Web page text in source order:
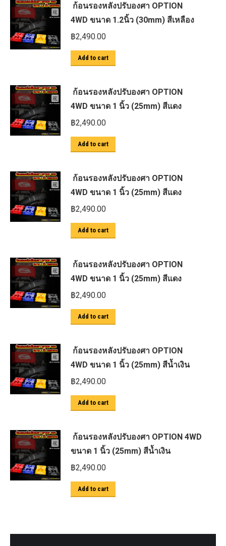
ก้อนรองหลังปรับองศา OPTION
4WD ขนาด 1.2นิ้ว (30mm) สีเหลือง
฿2,490.00
Add to cart
ก้อนรองหลังปรับองศา OPTION
4WD ขนาด 1 นิ้ว (25mm) สีแดง
฿2,490.00
Add to cart
ก้อนรองหลังปรับองศา OPTION
4WD ขนาด 1 นิ้ว (25mm) สีแดง
฿2,490.00
Add to cart
ก้อนรองหลังปรับองศา OPTION
4WD ขนาด 1 นิ้ว (25mm) สีแดง
฿2,490.00
Add to cart
ก้อนรองหลังปรับองศา OPTION
4WD ขนาด 1 นิ้ว (25mm) สีน้ำเงิน
฿2,490.00
Add to cart
ก้อนรองหลังปรับองศา OPTION 4WD
ขนาด 1 นิ้ว (25mm) สีน้ำเงิน
฿2,490.00
Add to cart